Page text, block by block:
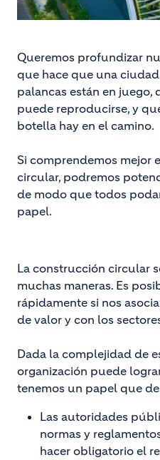
Queremos profundizar
que hace que una
palancas están en juego,
puede reproducirse, y
botella hay en el camino.
Si comprendemos mejor
circular, podremos
de modo que todos
papel.
La construcción circular
muchas maneras. Es
rápidamente si nos
de valor y con los
Dada la complejidad de
organización puede
tenemos un papel que
Las autoridades
normas y
hacer obligatorio el